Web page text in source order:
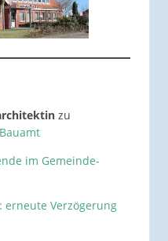
zu
im Gemeinde-
erneute Verzögerung